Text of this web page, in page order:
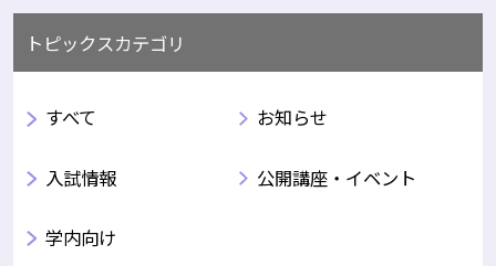
トピックスカテゴリ
すべて お知らせ
入試情報 公開講座・イベント
学内向け